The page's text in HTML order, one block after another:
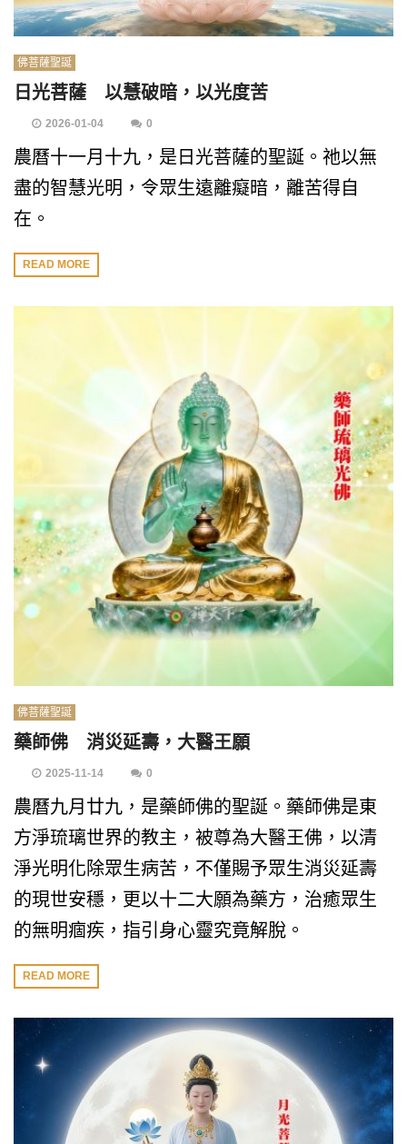
佛菩薩聖誕
日光菩薩 以慧破暗，以光度苦
2026-01-04 0
農曆十一月十九，是日光菩薩的聖誕。祂以無
盡的智慧光明，令眾生遠離癡暗，離苦得自
在。
READ MORE
佛菩薩聖誕
藥師佛 消災延壽，大醫王願
2025-11-14 0
農曆九月廿九，是藥師佛的聖誕。藥師佛是東
方淨琉璃世界的教主，被尊為大醫王佛，以清
淨光明化除眾生病苦，不僅賜予眾生消災延壽
的現世安穩，更以十二大願為藥方，治癒眾生
的無明痼疾，指引身心靈究竟解脫。
READ MORE